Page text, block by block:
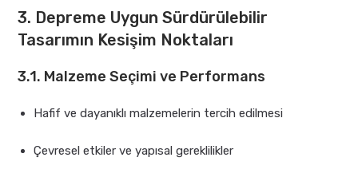
3. Depreme Uygun Sürdürülebilir
Tasarımın Kesişim Noktaları
3.1. Malzeme Seçimi ve Performans
Hafif ve dayanıklı malzemelerin tercih edilmesi
Çevresel etkiler ve yapısal gereklilikler